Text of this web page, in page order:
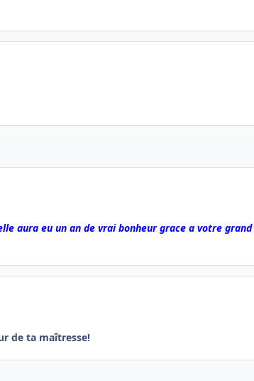
aura eu un an de vrai bonheur grace a votre
de ta maîtresse!